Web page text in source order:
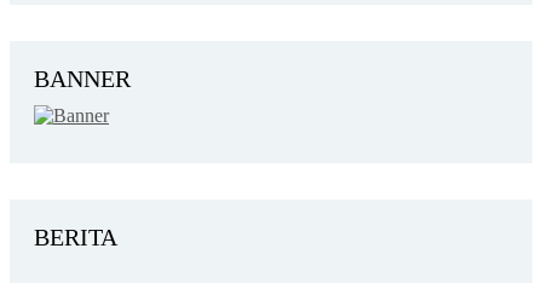
BANNER
BERITA